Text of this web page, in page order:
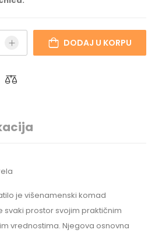
DODAJ U KORPU
je višenamenski komad
prostor svojim praktičnim
vrednostima. Njegova osnovna